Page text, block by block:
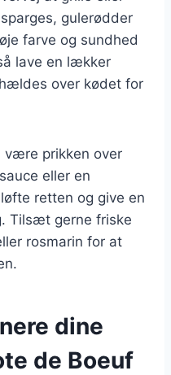
gulerødder
farve og sundhed
lave en lækker
over kødet for
være prikken over
eller en
retten og give en
Tilsæt gerne friske
rosmarin for at
dine
de Boeuf